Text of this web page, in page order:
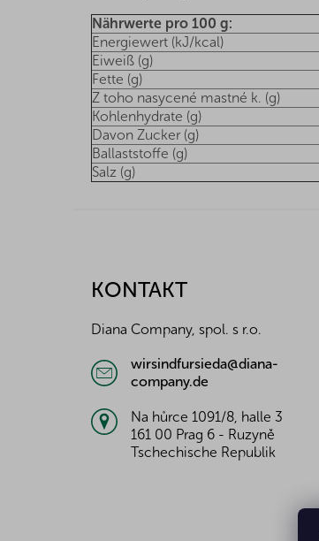
Nährwerte pro 100 g:
Energiewert (kJ/kcal)
Eiweiß (g)
Fette (g)
Z toho nasycené mastné k. (g)
Kohlenhydrate (g)
Davon Zucker (g)
Ballaststoffe (g)
Salz (g)
KONTAKT
Diana Company, spol. s r.o.
wirsindfursieda@diana-
company.de
Na hůrce 1091/8, halle 3
161 00 Prag 6 - Ruzyně
Tschechische Republik